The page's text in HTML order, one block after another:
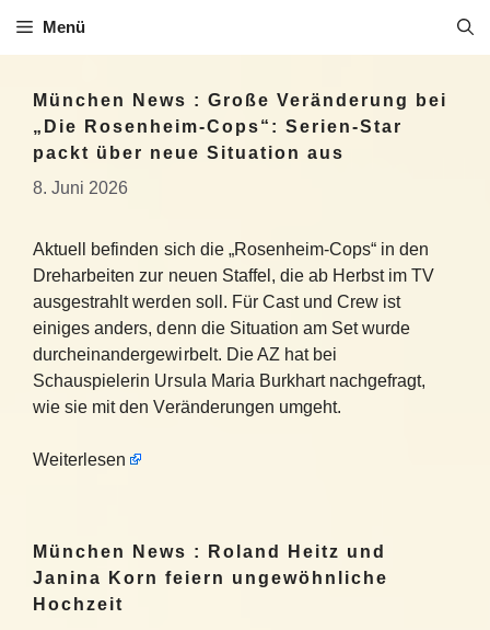
Inhalt
Menü
München News : Große Veränderung bei
„Die Rosenheim-Cops“: Serien-Star
packt über neue Situation aus
8. Juni 2026
Aktuell befinden sich die „Rosenheim-Cops“ in den
Dreharbeiten zur neuen Staffel, die ab Herbst im TV
ausgestrahlt werden soll. Für Cast und Crew ist
einiges anders, denn die Situation am Set wurde
durcheinandergewirbelt. Die AZ hat bei
Schauspielerin Ursula Maria Burkhart nachgefragt,
wie sie mit den Veränderungen umgeht.
Weiterlesen
München News : Roland Heitz und
Janina Korn feiern ungewöhnliche
Hochzeit